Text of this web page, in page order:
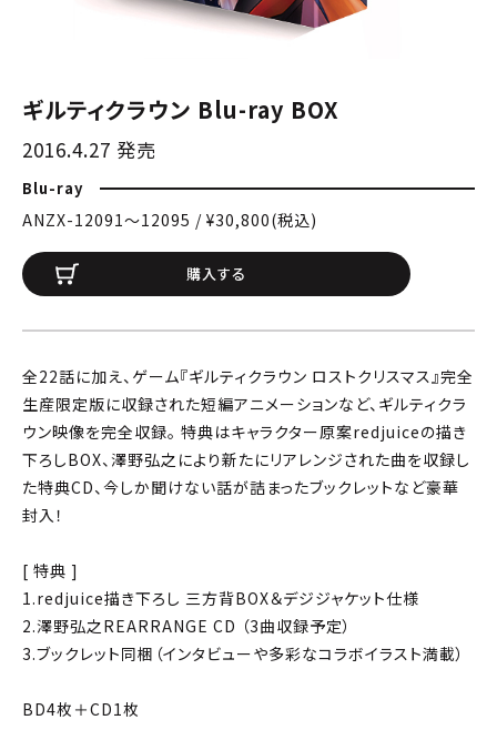
ギルティクラウン Blu-ray BOX
2016.4.27 発売
Blu-ray
ANZX-12091〜12095 / ¥30,800(税込)
購入する
全22話に加え、ゲーム『ギルティクラウン ロストクリスマス』完全
生産限定版に収録された短編アニメーションなど、ギルティクラ
ウン映像を完全収録。 特典はキャラクター原案redjuiceの描き
下ろしBOX、澤野弘之により新たにリアレンジされた曲を収録し
た特典CD、今しか聞けない話が詰まったブックレットなど豪華
封入！
[ 特典 ]
1.redjuice描き下ろし 三方背BOX＆デジジャケット仕様
2.澤野弘之REARRANGE CD （3曲収録予定）
3.ブックレット同梱（インタビューや多彩なコラボイラスト満載）
BD4枚＋CD1枚